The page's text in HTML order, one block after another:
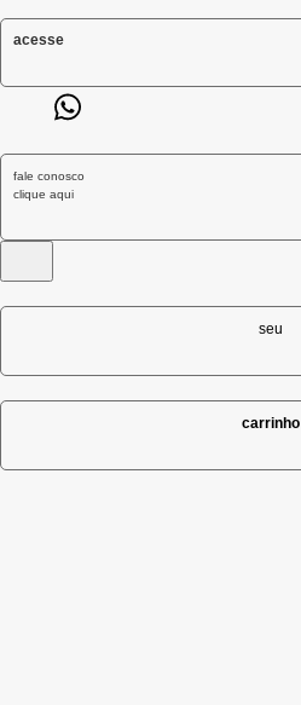
acesse
fale conosco
clique aqui
seu
carrinho